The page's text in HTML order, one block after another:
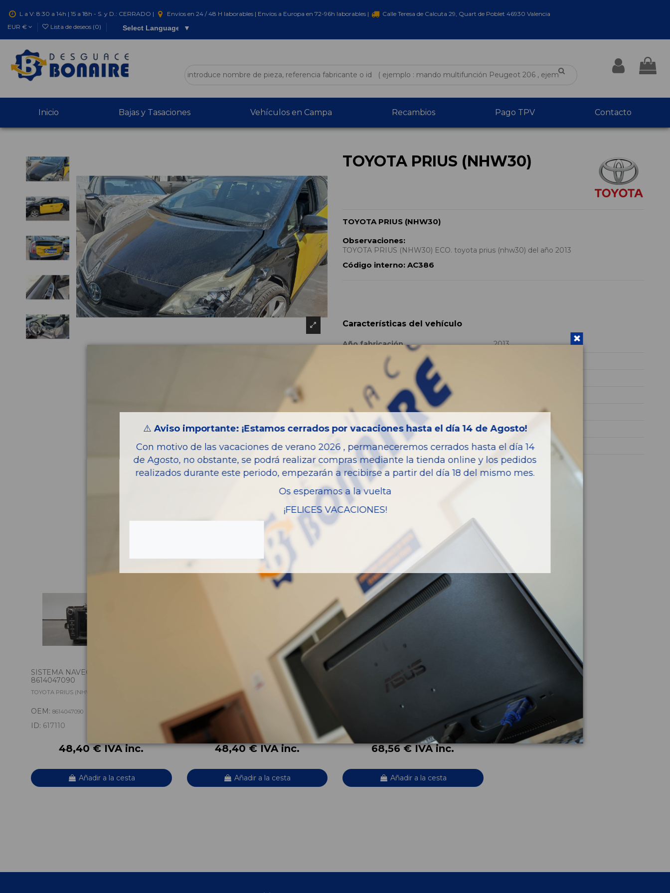
L a V: 8:30 a 14h | 15 a 18h - S. y D.: CERRADO | Envíos en 24 / 48 H laborables | Envíos a Europa en 72-96h laborables |
Calle Teresa de Calcuta 29, Quart de Poblet 46930 Valencia
EUR €
Lista de deseos (0) Select Language ▼
Inicio Bajas y Tasaciones Vehículos en Campa Recambios Pago TPV Contacto
TOYOTA PRIUS (NHW30)
TOYOTA PRIUS (NHW30)
Observaciones:
TOYOTA PRIUS (NHW30) ECO. toyota prius (nhw30) del año 2013
Código interno: AC386
Características del vehículo
Año fabricación
2013
Código motor
Combustible
Versión
Eco
Potencia
99CV 73KW
Modelo
PRIUS (NHW30)
Piezas almacenadas del vehículo
SISTEMA NAVEGACION GPS
8614047090
TOYOTA PRIUS (NHW30) ECO
OEM: 8614047090
ID: 617110
48,40 € IVA inc.
Añadir a la cesta
CENTRALITA MOTOR UCE 8966147210
TOYOTA PRIUS (NHW30) ECO
OEM:8966147210
48,40 € IVA inc.
Añadir a la cesta
PORTON TRASERO 6700547241
ID:
68,56 € IVA inc.
Añadir a la cesta
⚠️ Aviso importante: ¡Estamos cerrados por vacaciones hasta el día 14 de Agosto!
Con motivo de las vacaciones de verano 2026 , permaneceremos cerrados hasta el día 14
de Agosto, no obstante, se podrá realizar compras mediante la tienda online y los pedidos
realizados durante este periodo, empezarán a recibirse a partir del día 18 del mismo mes.
Os esperamos a la vuelta
¡FELICES VACACIONES!